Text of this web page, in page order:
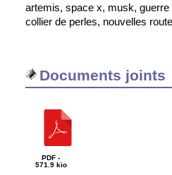
artemis, space x, musk,
collier de perles, nouvelles
Documents joints
PDF -
571.9 kio